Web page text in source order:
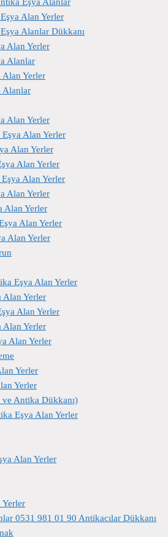
Alan Yerler
Alanlar Dükkanı
Alan Yerler
Alanlar
Alan Yerler
Alanlar
Alan Yerler
Alan Yerler
Alan Yerler
Alan Yerler
Alan Yerler
Alan Yerler
Alan Yerler
Alan Yerler
Alan Yerler
Eşya Alan Yerler
Alan Yerler
Alan Yerler
Alan Yerler
Alan Yerler
Yerler
Yerler
Antika Dükkanı)
Eşya Alan Yerler
Alan Yerler
0531 981 01 90 Antikacılar Dükkanı